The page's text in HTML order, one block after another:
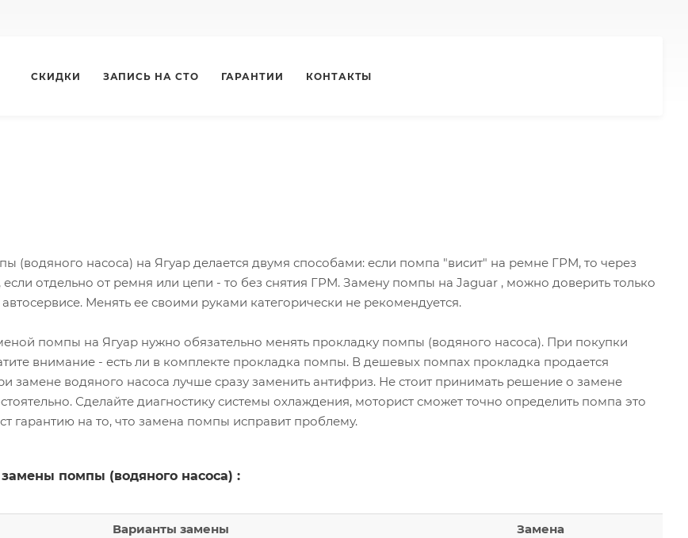
СКИДКИ ЗАПИСЬ НА СТО ГАРАНТИИ КОНТАКТЫ
(водяного насоса) на Ягуар делается двумя способами: если помпа "висит" на ремне ГРМ, то через
отдельно от ремня или цепи - то без снятия ГРМ. Замену помпы на Jaguar , можно доверить только
автосервисе. Менять ее своими руками категорически не рекомендуется.
помпы на Ягуар нужно обязательно менять прокладку помпы (водяного насоса). При покупки
внимание - есть ли в комплекте прокладка помпы. В дешевых помпах прокладка продается
замене водяного насоса лучше сразу заменить антифриз. Не стоит принимать решение о замене
Сделайте диагностику системы охлаждения, моторист сможет точно определить помпа это
гарантию на то, что замена помпы исправит проблему.
помпы (водяного насоса) :
Варианты замены
Замена